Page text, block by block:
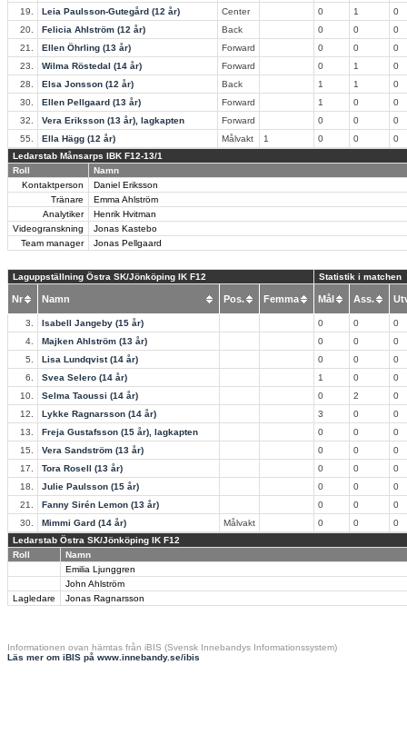
19.
Leia Paulsson-Gutegård (12 år) Center 0 1
0
20.
Felicia Ahlström (12 år) Back 0 0
0
21.
Ellen Öhrling (13 år) Forward 0 0
0
23.
Wilma Röstedal (14 år) Forward 0 1
0
28.
Elsa Jonsson (12 år) Back 1 1
0
30.
Ellen Pellgaard (13 år) Forward 1 0
0
32.
Vera Eriksson (13 år), lagkapten Forward 0 0
0
55.
Ella Hägg (12 år) Målvakt 1 0 0
0
Ledarstab Månsarps IBK F12-13/1
Roll
Namn
Kontaktperson
Daniel Eriksson
Tränare
Emma Ahlström
Analytiker
Henrik Hvitman
Videogranskning
Jonas Kastebo
Team manager
Jonas Pellgaard
Laguppställning Östra SK/Jönköping IK F12 Statistik i matchen
Nr Namn Pos. Femma Mål Ass.
3. Isabell Jangeby (15 år) 0 0
0
4.
Majken Ahlström (13 år) 0 0
0
5.
Lisa Lundqvist (14 år) 0 0
0
6.
Svea Selero (14 år) 1 0
0
10.
Selma Taoussi (14 år) 0 2
0
12.
Lykke Ragnarsson (14 år) 3 0
0
13.
Freja Gustafsson (15 år), lagkapten 0 0
0
15.
Vera Sandström (13 år) 0 0
0
17.
Tora Rosell (13 år) 0 0
0
18.
Julie Paulsson (15 år) 0 0
0
21.
Fanny Sirén Lemon (13 år) 0 0
0
30.
Mimmi Gard (14 år) Målvakt 0 0
0
Ledarstab Östra SK/Jönköping IK F12
Roll
Namn
Emilia Ljunggren
John Ahlström
Lagledare
Jonas Ragnarsson
Informationen ovan hämtas från iBIS (Svensk Innebandys Informationssystem)
Läs mer om iBIS på www.innebandy.se/ibis